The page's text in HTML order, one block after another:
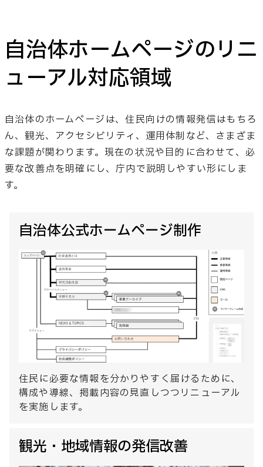
自治体ホームページのリニ
ューアル対応領域
自治体のホームページは、住民向けの情報発信はもちろ
ん、観光、アクセシビリティ、運用体制など、さまざま
な課題が関わります。現在の状況や目的に合わせて、必
要な改善点を明確にし、庁内で説明しやすい形にしま
す。
自治体公式ホームページ制作
住民に必要な情報を分かりやすく届けるために、
構成や導線、掲載内容の見直しつつリニューアル
を実施します。
観光・地域情報の発信改善